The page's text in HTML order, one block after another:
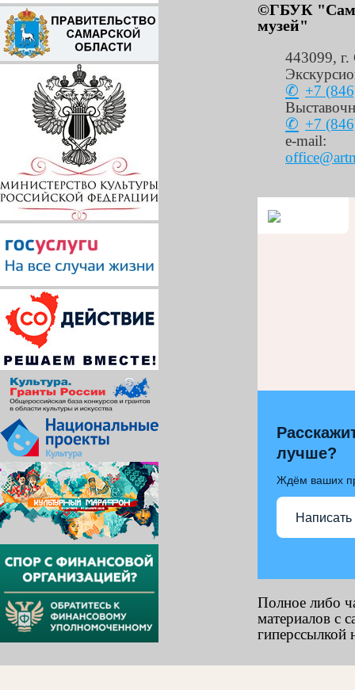
©ГБУК
музей"
443099, г.
+7
+7
e-mail:
лучше?
Ждём ваших
Написать
Полное либо
материалов с
гиперссылкой